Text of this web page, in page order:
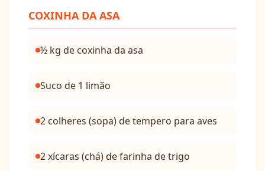
COXINHA DA ASA
½ kg de coxinha da asa
Suco de 1 limão
2 colheres (sopa) de tempero para aves
2 xícaras (chá) de farinha de trigo